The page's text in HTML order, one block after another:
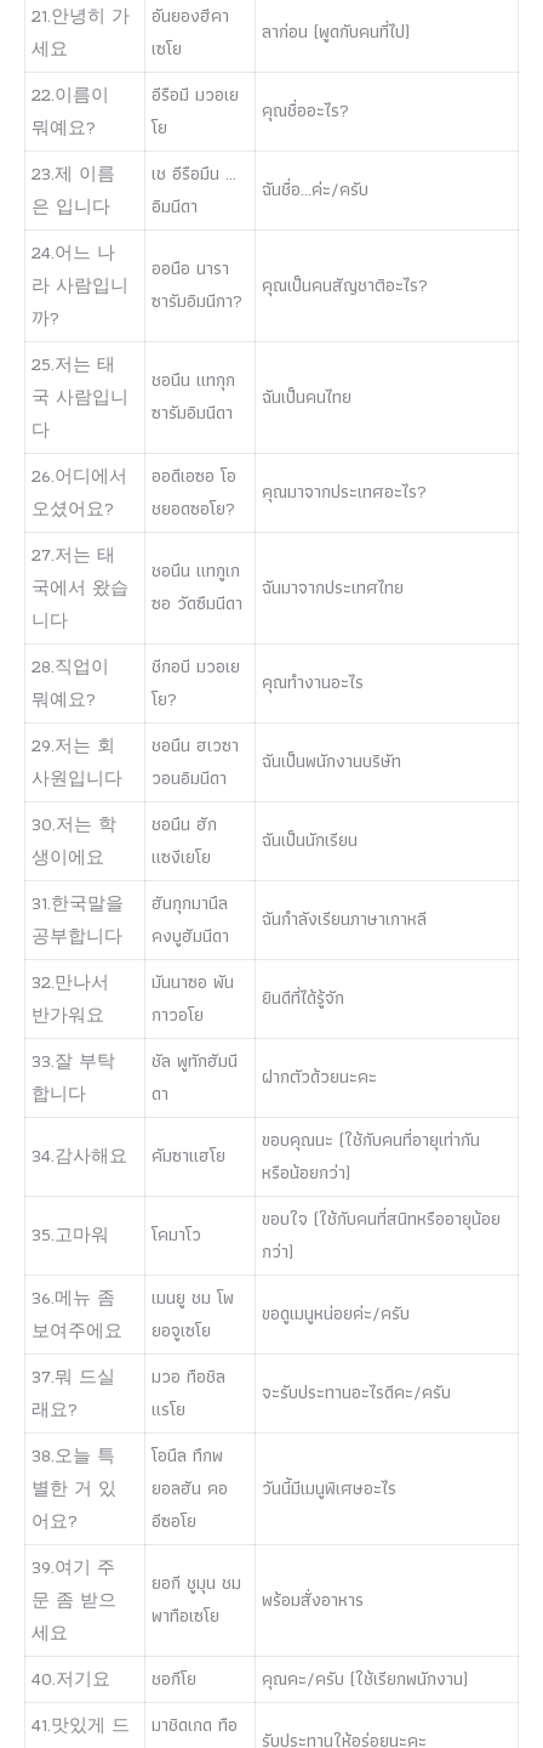
21.안녕히 가
세요
อันยองฮีคา
เซโย
ลาก่อน (พูดกับคนที่ไป)
22.이름이
뭐예요?
อีรือมี มวอเย
โย
คุณชื่ออะไร?
23.제 이름
은 입니다
เช อีรือมึน …
อิมนีดา
ฉันชื่อ…ค่ะ/ครับ
24.어느 나
라 사람입니
까?
ออนือ นารา
ซารัมอิมนีกา?
คุณเป็นคนสัญชาติอะไร?
25.저는 태
국 사람입니
다
ชอนึน แทกุก
ซารัมอิมนีดา
ฉันเป็นคนไทย
26.어디에서
오셨어요?
ออดีเอซอ โอ
ชยอดซอโย?
คุณมาจากประเทศอะไร?
27.저는 태
국에서 왔습
니다
ชอนึน แทกูเก
ซอ วัดซึมนีดา
ฉันมาจากประเทศไทย
28.직업이
뭐예요?
ชีกอบี มวอเย
โย?
คุณทำงานอะไร
29.저는 회
사원입니다
ชอนึน ฮเวซา
วอนอิมนีดา
ฉันเป็นพนักงานบริษัท
30.저는 학
생이에요
ชอนึน ฮัก
แซงีเยโย
ฉันเป็นนักเรียน
31.한국말을
공부합니다
ฮันกุกมานึล
คงบูฮัมนีดา
ฉันกำลังเรียนภาษาเกาหลี
32.만나서
반가워요
มันนาซอ พัน
กาวอโย
ยินดีที่ได้รู้จัก
33.잘 부탁
합니다
ชัล พูทักฮัมนี
ดา
ฝากตัวด้วยนะคะ
34.감사해요 คัมซาแฮโย
ขอบคุณนะ (ใช้กับคนที่อายุเท่ากัน
หรือน้อยกว่า)
35.고마워 โคมาโว
ขอบใจ (ใช้กับคนที่สนิทหรืออายุน้อย
กว่า)
36.메뉴 좀
보여주에요
เมนยู ชม โพ
ยอจูเซโย
ขอดูเมนูหน่อยค่ะ/ครับ
37.뭐 드실
래요?
มวอ ทือชิล
แรโย
จะรับประทานอะไรดีคะ/ครับ
38.오늘 특
별한 거 있
어요?
โอนึล ทึกพ
ยอลฮัน คอ
อีซอโย
วันนี้มีเมนูพิเศษอะไร
39.여기 주
문 좀 받으
세요
ยอกี ชูมุน ชม
พาทือเซโย
พร้อมสั่งอาหาร
40.저기요 ชอกีโย
คุณคะ/ครับ (ใช้เรียกพนักงาน)
41.맛있게 드
มาชิดเกด ทือ
รับประทานให้อร่อยนะคะ